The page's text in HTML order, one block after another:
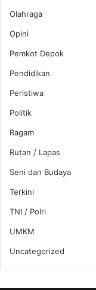
Olahraga
Opini
Pemkot Depok
Pendidikan
Peristiwa
Politik
Ragam
Rutan / Lapas
Seni dan Budaya
Terkini
TNI / Polri
UMKM
Uncategorized